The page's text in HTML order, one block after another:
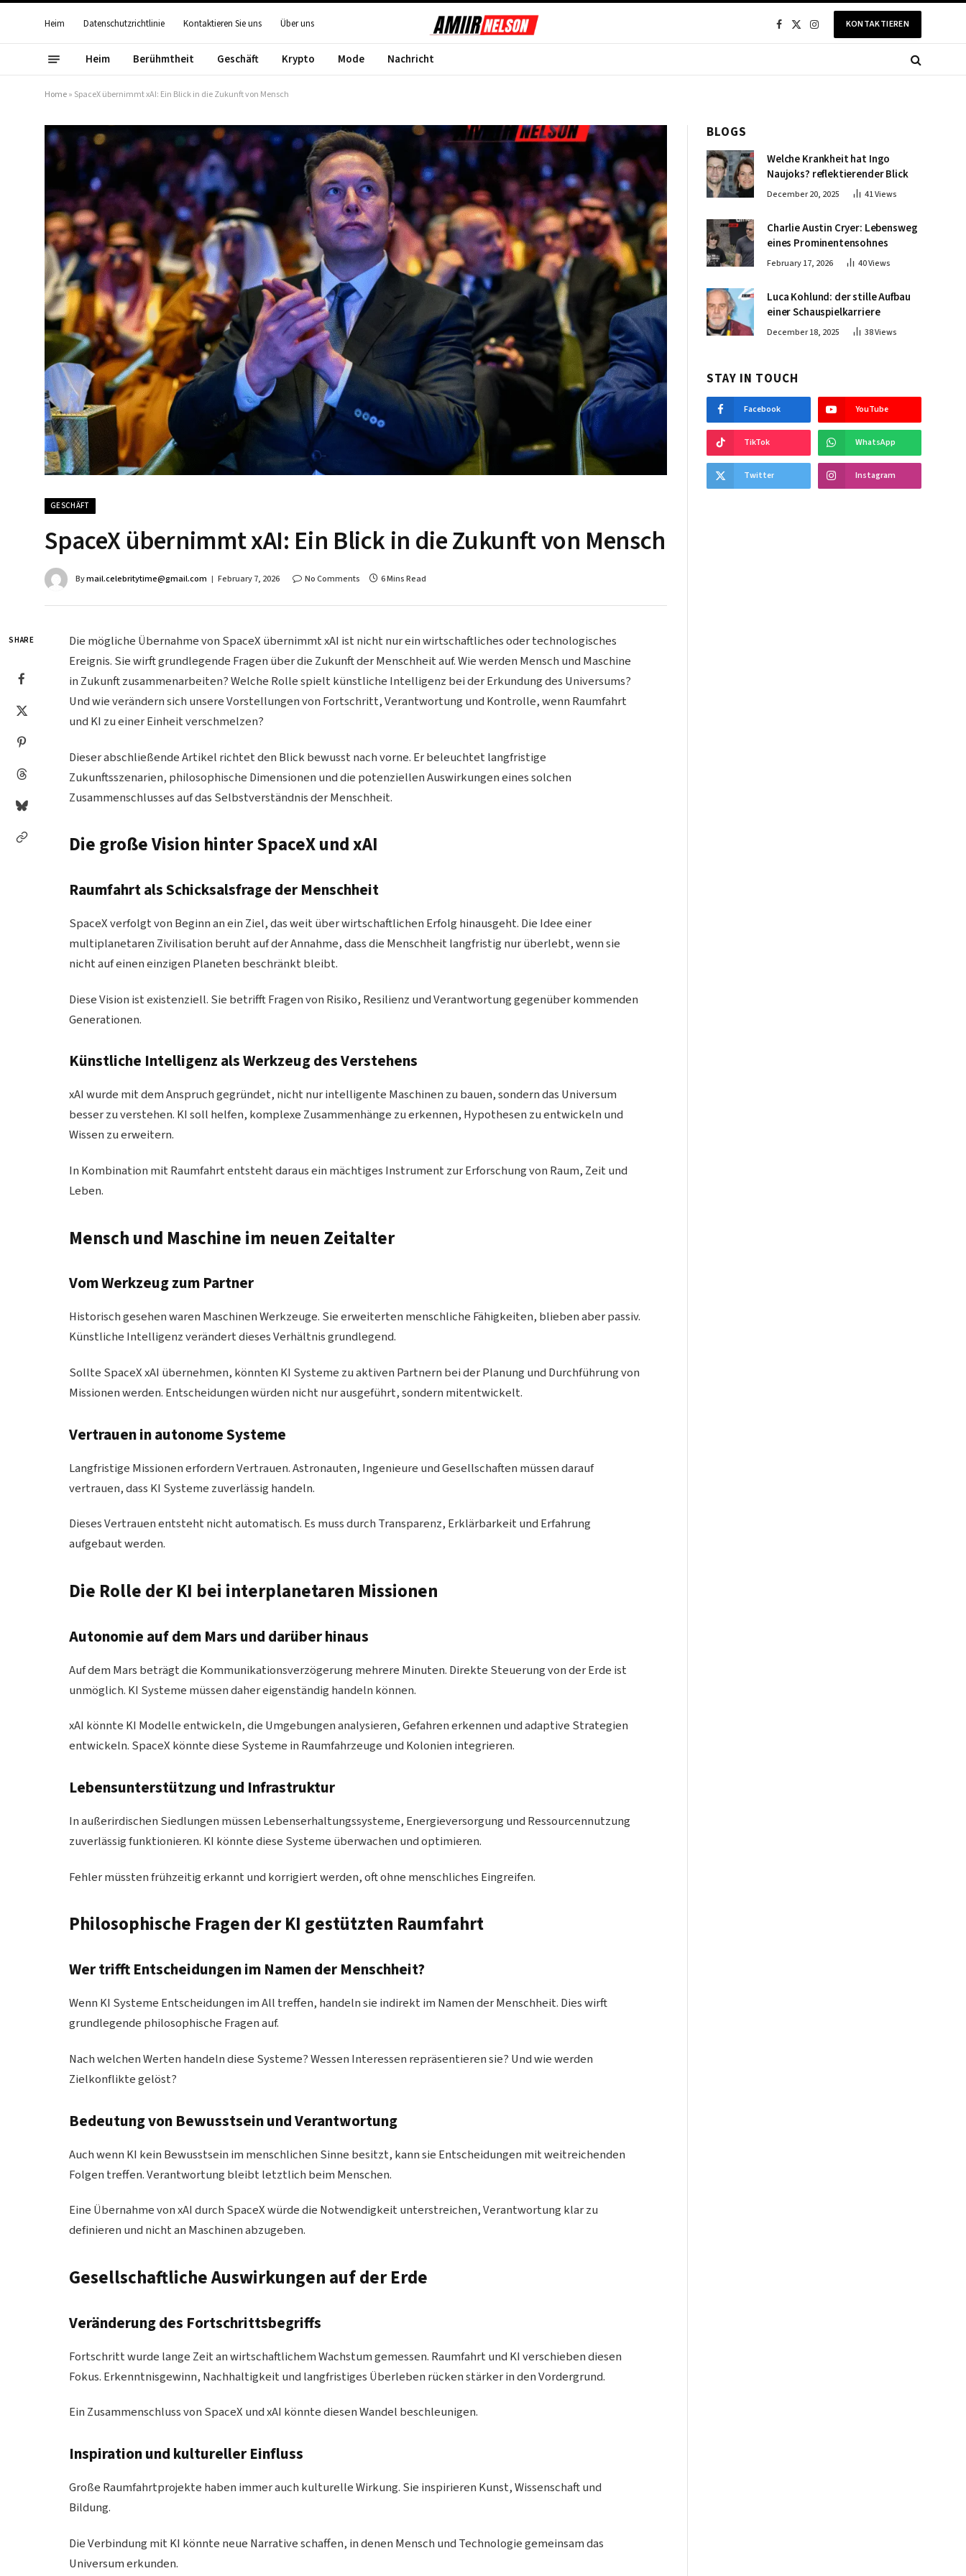
Heim Datenschutzrichtlinie Kontaktieren Sie uns Über uns Facebook
X
InstagramKONTAKTIEREN
Heim Berühmtheit Geschäft Krypto Mode Nachricht
Home» SpaceX übernimmt xAI: Ein Blick in die Zukunft von Mensch
GESCHÄFT
SpaceX übernimmt xAI: Ein Blick in die Zukunft von Mensch
Bymail.celebritytime@gmail.com February 7, 2026 No Comments 6 Mins Read
SHARE
Die mögliche Übernahme von SpaceX übernimmt xAI ist nicht nur ein wirtschaftliches oder technologisches
Ereignis. Sie wirft grundlegende Fragen über die Zukunft der Menschheit auf. Wie werden Mensch und Maschine
in Zukunft zusammenarbeiten? Welche Rolle spielt künstliche Intelligenz bei der Erkundung des Universums?
Und wie verändern sich unsere Vorstellungen von Fortschritt, Verantwortung und Kontrolle, wenn Raumfahrt
und KI zu einer Einheit verschmelzen?
Dieser abschließende Artikel richtet den Blick bewusst nach vorne. Er beleuchtet langfristige
Zukunftsszenarien, philosophische Dimensionen und die potenziellen Auswirkungen eines solchen
Zusammenschlusses auf das Selbstverständnis der Menschheit.
Die große Vision hinter SpaceX und xAI
Raumfahrt als Schicksalsfrage der Menschheit
SpaceX verfolgt von Beginn an ein Ziel, das weit über wirtschaftlichen Erfolg hinausgeht. Die Idee einer
multiplanetaren Zivilisation beruht auf der Annahme, dass die Menschheit langfristig nur überlebt, wenn sie
nicht auf einen einzigen Planeten beschränkt bleibt.
Diese Vision ist existenziell. Sie betrifft Fragen von Risiko, Resilienz und Verantwortung gegenüber kommenden
Generationen.
Künstliche Intelligenz als Werkzeug des Verstehens
xAI wurde mit dem Anspruch gegründet, nicht nur intelligente Maschinen zu bauen, sondern das Universum
besser zu verstehen. KI soll helfen, komplexe Zusammenhänge zu erkennen, Hypothesen zu entwickeln und
Wissen zu erweitern.
In Kombination mit Raumfahrt entsteht daraus ein mächtiges Instrument zur Erforschung von Raum, Zeit und
Leben.
Mensch und Maschine im neuen Zeitalter
Vom Werkzeug zum Partner
Historisch gesehen waren Maschinen Werkzeuge. Sie erweiterten menschliche Fähigkeiten, blieben aber passiv.
Künstliche Intelligenz verändert dieses Verhältnis grundlegend.
Sollte SpaceX xAI übernehmen, könnten KI Systeme zu aktiven Partnern bei der Planung und Durchführung von
Missionen werden. Entscheidungen würden nicht nur ausgeführt, sondern mitentwickelt.
Vertrauen in autonome Systeme
Langfristige Missionen erfordern Vertrauen. Astronauten, Ingenieure und Gesellschaften müssen darauf
vertrauen, dass KI Systeme zuverlässig handeln.
Dieses Vertrauen entsteht nicht automatisch. Es muss durch Transparenz, Erklärbarkeit und Erfahrung
aufgebaut werden.
Die Rolle der KI bei interplanetaren Missionen
Autonomie auf dem Mars und darüber hinaus
Auf dem Mars beträgt die Kommunikationsverzögerung mehrere Minuten. Direkte Steuerung von der Erde ist
unmöglich. KI Systeme müssen daher eigenständig handeln können.
xAI könnte KI Modelle entwickeln, die Umgebungen analysieren, Gefahren erkennen und adaptive Strategien
entwickeln. SpaceX könnte diese Systeme in Raumfahrzeuge und Kolonien integrieren.
Lebensunterstützung und Infrastruktur
In außerirdischen Siedlungen müssen Lebenserhaltungssysteme, Energieversorgung und Ressourcennutzung
zuverlässig funktionieren. KI könnte diese Systeme überwachen und optimieren.
Fehler müssten frühzeitig erkannt und korrigiert werden, oft ohne menschliches Eingreifen.
Philosophische Fragen der KI gestützten Raumfahrt
Wer trifft Entscheidungen im Namen der Menschheit?
Wenn KI Systeme Entscheidungen im All treffen, handeln sie indirekt im Namen der Menschheit. Dies wirft
grundlegende philosophische Fragen auf.
Nach welchen Werten handeln diese Systeme? Wessen Interessen repräsentieren sie? Und wie werden
Zielkonflikte gelöst?
Bedeutung von Bewusstsein und Verantwortung
Auch wenn KI kein Bewusstsein im menschlichen Sinne besitzt, kann sie Entscheidungen mit weitreichenden
Folgen treffen. Verantwortung bleibt letztlich beim Menschen.
Eine Übernahme von xAI durch SpaceX würde die Notwendigkeit unterstreichen, Verantwortung klar zu
definieren und nicht an Maschinen abzugeben.
Gesellschaftliche Auswirkungen auf der Erde
Veränderung des Fortschrittsbegriffs
Fortschritt wurde lange Zeit an wirtschaftlichem Wachstum gemessen. Raumfahrt und KI verschieben diesen
Fokus. Erkenntnisgewinn, Nachhaltigkeit und langfristiges Überleben rücken stärker in den Vordergrund.
Ein Zusammenschluss von SpaceX und xAI könnte diesen Wandel beschleunigen.
Inspiration und kultureller Einfluss
Große Raumfahrtprojekte haben immer auch kulturelle Wirkung. Sie inspirieren Kunst, Wissenschaft und
Bildung.
Die Verbindung mit KI könnte neue Narrative schaffen, in denen Mensch und Technologie gemeinsam das
Universum erkunden.
BLOGS
Welche Krankheit hat Ingo
Naujoks? reflektierender Blick
December 20, 2025 41Views
Charlie Austin Cryer: Lebensweg
eines Prominentensohnes
February 17, 2026 40Views
Luca Kohlund: der stille Aufbau
einer Schauspielkarriere
December 18, 2025 38Views
STAY IN TOUCH
Facebook YouTube
TikTok WhatsApp
Twitter Instagram